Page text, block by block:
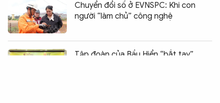
Chuyển đổi số ở EVNSPC: Khi con
người “làm chủ” công nghệ
Tập đoàn của Bầu Hiển “bắt tay”